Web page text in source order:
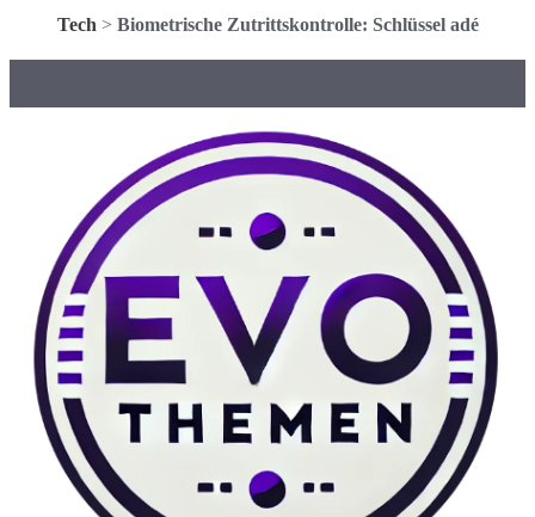
Tech > Biometrische Zutrittskontrolle: Schlüssel adé